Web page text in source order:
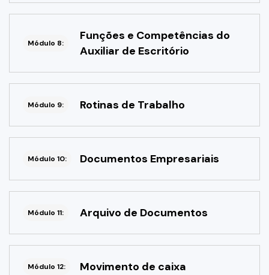
Módulo 8:
Funções e Competências do
Auxiliar de Escritório
Módulo 9: Rotinas de Trabalho
Módulo 10: Documentos Empresariais
Módulo 11: Arquivo de Documentos
Módulo 12: Movimento de caixa